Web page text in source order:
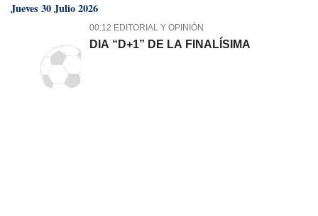
Jueves 30 Julio 2026
00:12 EDITORIAL Y OPINIÓN
DIA “D+1” DE LA FINALÍSIMA